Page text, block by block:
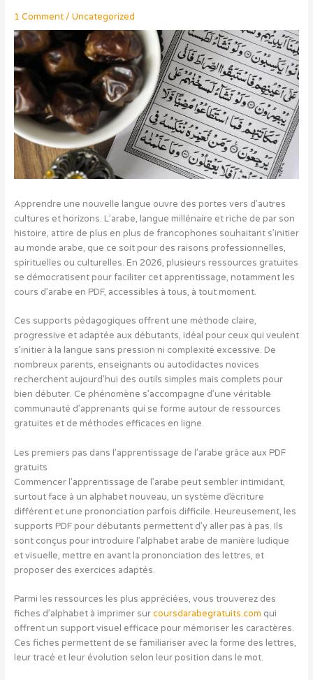
1 Comment / Uncategorized
Apprendre une nouvelle langue ouvre des portes vers d’autres
cultures et horizons. L’arabe, langue millénaire et riche de par son
histoire, attire de plus en plus de francophones souhaitant s’initier
au monde arabe, que ce soit pour des raisons professionnelles,
spirituelles ou culturelles. En 2026, plusieurs ressources gratuites
se démocratisent pour faciliter cet apprentissage, notamment les
cours d’arabe en PDF, accessibles à tous, à tout moment.
Ces supports pédagogiques offrent une méthode claire,
progressive et adaptée aux débutants, idéal pour ceux qui veulent
s’initier à la langue sans pression ni complexité excessive. De
nombreux parents, enseignants ou autodidactes novices
recherchent aujourd’hui des outils simples mais complets pour
bien débuter. Ce phénomène s’accompagne d’une véritable
communauté d’apprenants qui se forme autour de ressources
gratuites et de méthodes efficaces en ligne.
Les premiers pas dans l’apprentissage de l’arabe grâce aux PDF
gratuits
Commencer l’apprentissage de l’arabe peut sembler intimidant,
surtout face à un alphabet nouveau, un système d’écriture
différent et une prononciation parfois difficile. Heureusement, les
supports PDF pour débutants permettent d’y aller pas à pas. Ils
sont conçus pour introduire l’alphabet arabe de manière ludique
et visuelle, mettre en avant la prononciation des lettres, et
proposer des exercices adaptés.
Parmi les ressources les plus appréciées, vous trouverez des
fiches d’alphabet à imprimer surcoursdarabegratuits.com qui
offrent un support visuel efficace pour mémoriser les caractères.
Ces fiches permettent de se familiariser avec la forme des lettres,
leur tracé et leur évolution selon leur position dans le mot.